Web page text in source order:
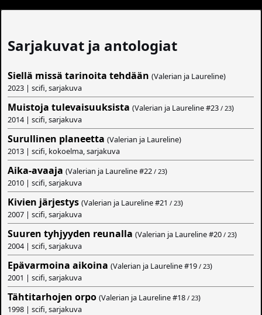
Sarjakuvat ja antologiat
Siellä missä tarinoita tehdään (Valerian ja Laureline)
2023 | scifi, sarjakuva
Muistoja tulevaisuuksista (Valerian ja Laureline #23 / 23)
2014 | scifi, sarjakuva
Surullinen planeetta (Valerian ja Laureline)
2013 | scifi, kokoelma, sarjakuva
Aika-avaaja (Valerian ja Laureline #22 / 23)
2010 | scifi, sarjakuva
Kivien järjestys (Valerian ja Laureline #21 / 23)
2007 | scifi, sarjakuva
Suuren tyhjyyden reunalla (Valerian ja Laureline #20 / 23)
2004 | scifi, sarjakuva
Epävarmoina aikoina (Valerian ja Laureline #19 / 23)
2001 | scifi, sarjakuva
Tähtitarhojen orpo (Valerian ja Laureline #18 / 23)
1998 | scifi, sarjakuva